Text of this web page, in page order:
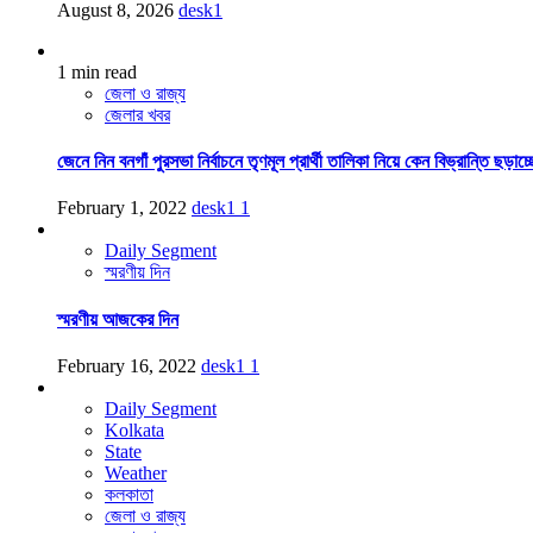
August 8, 2026 desk1
1 min read
জেলা ও রাজ্য
জেলার খবর
জেনে নিন বনগাঁ পুরসভা নির্বাচনে তৃণমূল প্রার্থী তালিকা নিয়ে কেন বিভ্রান্তি
February 1, 2022 desk1 1
Daily Segment
স্মরণীয় দিন
স্মরণীয় আজকের দিন
February 16, 2022 desk1 1
Daily Segment
Kolkata
State
Weather
কলকাতা
জেলা ও রাজ্য